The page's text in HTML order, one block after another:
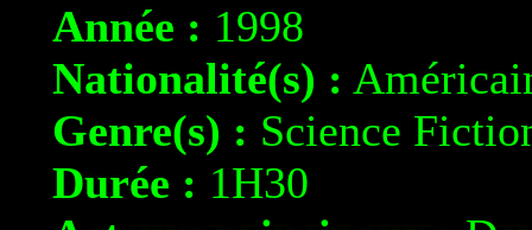
Année : 1998
Nationalité(s) :
Genre(s) : Science
Durée : 1H30